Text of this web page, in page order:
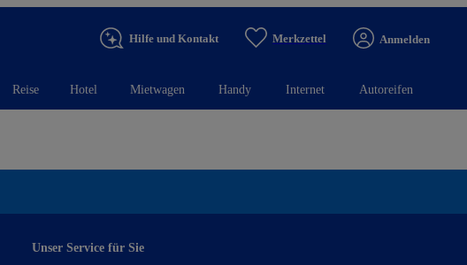
Hilfe und Kontakt Merkzettel Anmelden
Reise Hotel Mietwagen Handy Internet Autoreifen
Unser Service für Sie